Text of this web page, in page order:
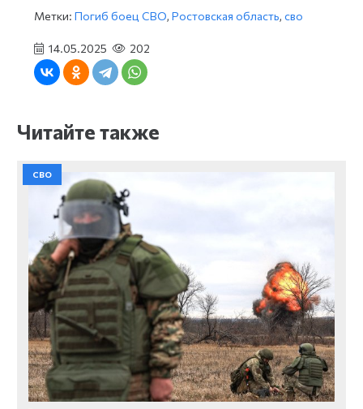
Метки: Погиб боец СВО, Ростовская область, сво
14.05.2025 202
Читайте также
СВО